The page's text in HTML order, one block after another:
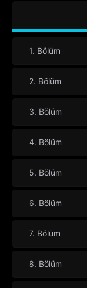
1. Bölüm
2. Bölüm
3. Bölüm
4. Bölüm
5. Bölüm
6. Bölüm
7. Bölüm
8. Bölüm